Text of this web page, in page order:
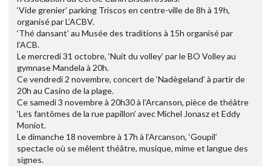
‘Vide grenier’ parking Triscos en centre-ville de 8h à 19h,
organisé par L’ACBV.
‘Thé dansant’ au Musée des traditions à 15h organisé par
l’ACB.
Le mercredi 31 octobre, ‘Nuit du volley’ par le BO Volley au
gymnase Mandela à 20h.
Ce vendredi 2 novembre, concert de ‘Nadègeland’ à partir de
20h au Casino de la plage.
Ce samedi 3 novembre à 20h30 à l’Arcanson, pièce de théâtre
‘Les fantômes de la rue papillon’ avec Michel Jonasz et Eddy
Moniot.
Le dimanche 18 novembre à 17h à l’Arcanson, ‘Goupil’
spectacle où se mêlent théâtre, musique, mime et langue des
signes.